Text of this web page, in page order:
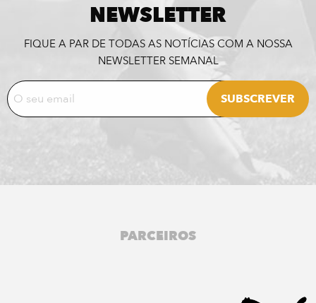
NEWSLETTER
FIQUE A PAR DE TODAS AS NOTÍCIAS COM A NOSSA
NEWSLETTER SEMANAL
PARCEIROS